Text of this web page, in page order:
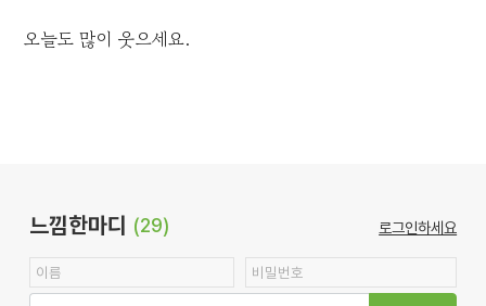
오늘도 많이 웃으세요.
느낌한마디 (29) 로그인하세요